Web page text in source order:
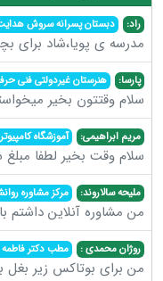
راد: دبستان پسرانه سروش
مدرسه ی پویا،شاد برای
پارسا: هنرستان غیردولتی فنی
سلام وقتتون بخیر
مریم ابراهیمی: آموزشگاه
سلام وقت بخیر لطفا مبلغ
ملیحه سالاروند: مرکز مشاوره
من مشاوره آنلاین داشتم
روژان محمدی : مطب دکتر
من برای بوتاکس زیر